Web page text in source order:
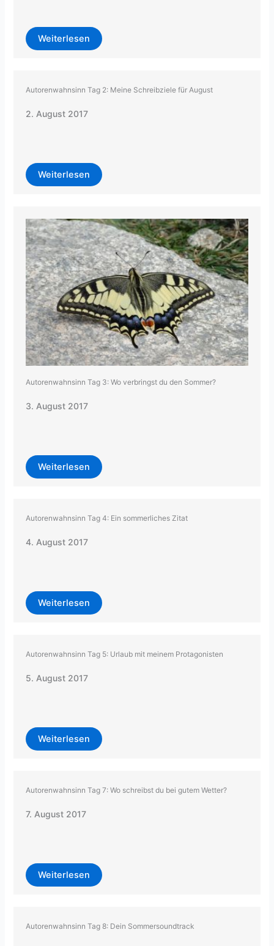
Weiterlesen
Autorenwahnsinn Tag 2: Meine Schreibziele für August
2. August 2017
Weiterlesen
Autorenwahnsinn Tag 3: Wo verbringst du den Sommer?
3. August 2017
Weiterlesen
Autorenwahnsinn Tag 4: Ein sommerliches Zitat
4. August 2017
Weiterlesen
Autorenwahnsinn Tag 5: Urlaub mit meinem Protagonisten
5. August 2017
Weiterlesen
Autorenwahnsinn Tag 7: Wo schreibst du bei gutem Wetter?
7. August 2017
Weiterlesen
Autorenwahnsinn Tag 8: Dein Sommersoundtrack